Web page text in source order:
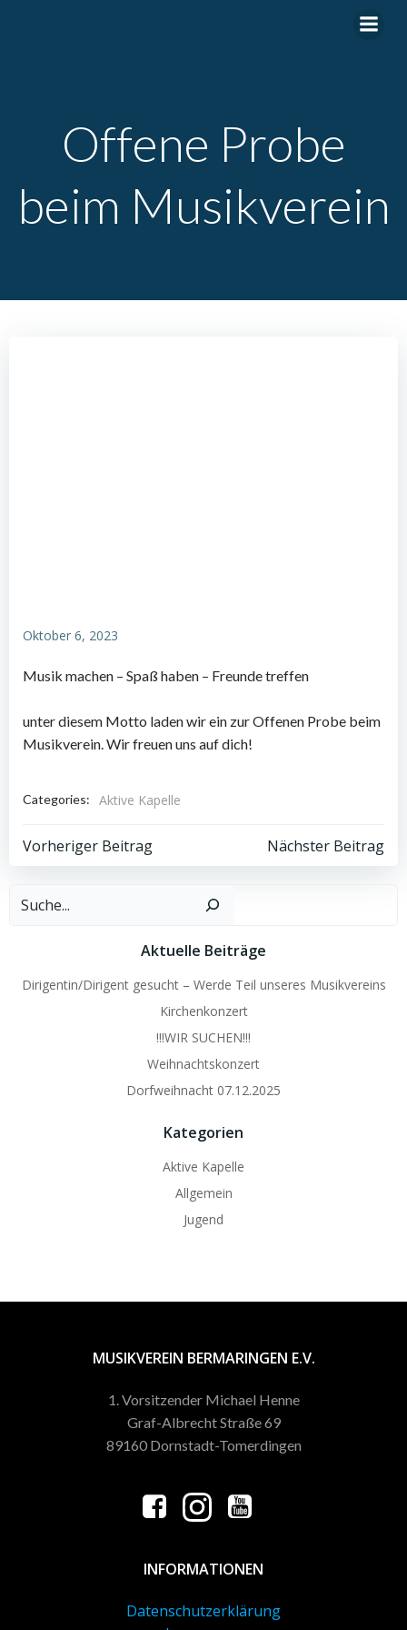
Offene Probe
beim Musikverein
Oktober 6, 2023
Musik machen – Spaß haben – Freunde treffen
unter diesem Motto laden wir ein zur Offenen Probe beim
Musikverein. Wir freuen uns auf dich!
Categories: Aktive Kapelle
Post
navigation
Vorheriger Beitrag
Post
navigation
Nächster Beitrag
Aktuelle Beiträge
Dirigentin/Dirigent gesucht – Werde Teil unseres Musikvereins
Kirchenkonzert
!!!WIR SUCHEN!!!
Weihnachtskonzert
Dorfweihnacht 07.12.2025
Kategorien
Aktive Kapelle
Allgemein
Jugend
MUSIKVEREIN BERMARINGEN E.V.
1. Vorsitzender Michael Henne
Graf-Albrecht Straße 69
89160 Dornstadt-Tomerdingen
INFORMATIONEN
Datenschutzerklärung